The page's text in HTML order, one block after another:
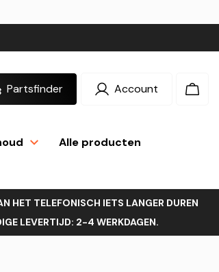
Partsfinder Account
Inloggen
Alle producten
HET TELEFONISCH IETS LANGER DUREN
LEVERTIJD: 2-4 WERKDAGEN.